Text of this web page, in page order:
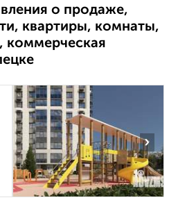
о продаже,
квартиры, комнаты,
›